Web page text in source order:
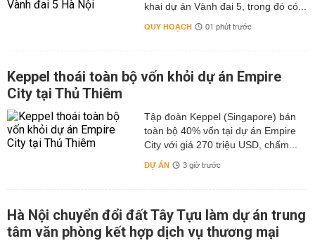
khai dự án Vành đai 5, trong đó có...
QUY HOẠCH 01 phút trước
Keppel thoái toàn bộ vốn khỏi dự án Empire
City tại Thủ Thiêm
Tập đoàn Keppel (Singapore) bán
toàn bộ 40% vốn tại dự án Empire
City với giá 270 triệu USD, chấm...
DỰ ÁN 3 giờ trước
Hà Nội chuyển đổi đất Tây Tựu làm dự án trung
tâm văn phòng kết hợp dịch vụ thương mại